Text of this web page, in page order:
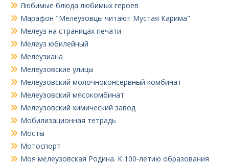
Любимые блюда любимых героев
Марафон "Мелеузовцы читают Мустая Карима"
Мелеуз на страницах печати
Мелеуз юбилейный
Мелеузиана
Мелеузовские улицы
Мелеузовский молочноконсервный комбинат
Мелеузовский мясокомбинат
Мелеузовский химический завод
Мобилизационная тетрадь
Мосты
Мотоспорт
Моя мелеузовская Родина. К 100-летию образования